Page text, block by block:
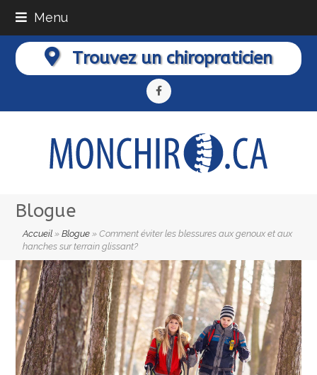
Menu
Trouvez un chiropraticien
Facebook
Blogue
Accueil »Blogue »Comment éviter les blessures aux genoux et aux
hanches sur terrain glissant?